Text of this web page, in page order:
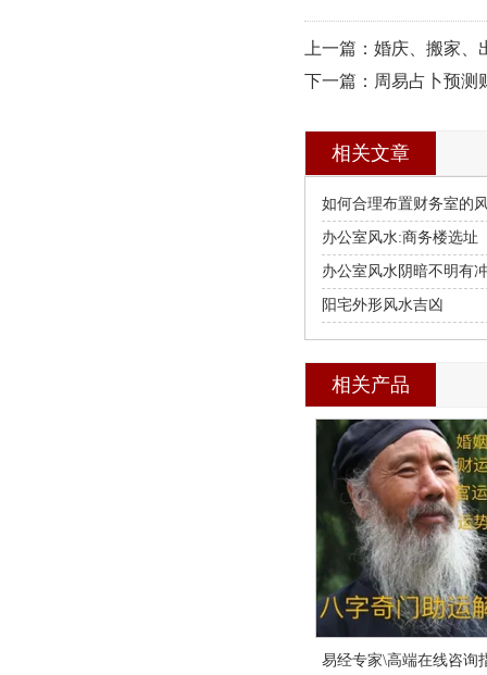
上一篇：婚庆、搬家
下一篇：周易占卜预测
相关文章
如何合理布置财务室的
办公室风水:商务楼选址
办公室风水阴暗不明有
阳宅外形风水吉凶
相关产品
易经专家\高端在线咨询